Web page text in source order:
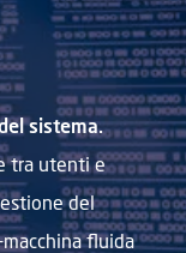
sistema.
tra utenti e
del
fluida